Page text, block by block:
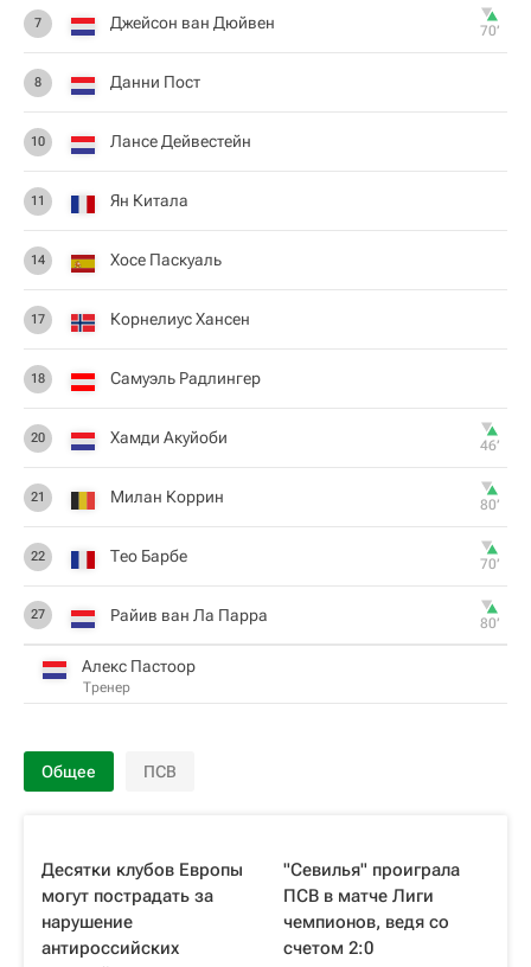
7 Джейсон ван Дюйвен 70‎’‎
8 Данни Пост
10 Лансе Дейвестейн
11 Ян Китала
14 Хосе Паскуаль
17 Корнелиус Хансен
18 Самуэль Радлингер
20 Хамди Акуйоби 46‎’‎
21 Милан Коррин 80‎’‎
22 Тео Барбе 70‎’‎
27 Райив ван Ла Парра 80‎’‎
Алекс Пастоор
Тренер
Общее ПСВ
Десятки клубов Европы
могут пострадать за
нарушение
антироссийских
"Севилья" проиграла
ПСВ в матче Лиги
чемпионов, ведя со
счетом 2:0